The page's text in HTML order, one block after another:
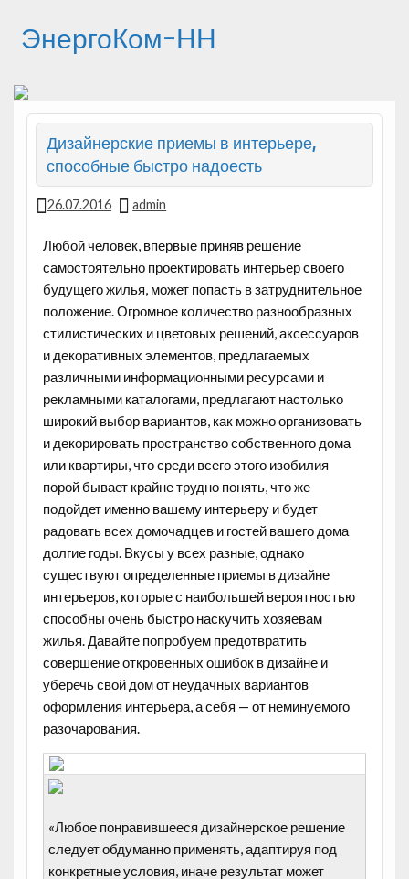
ЭнергоКом-НН
Дизайнерские приемы в интерьере,
способные быстро надоесть
26.07.2016 admin
Любой человек, впервые приняв решение
самостоятельно проектировать интерьер своего
будущего жилья, может попасть в затруднительное
положение. Огромное количество разнообразных
стилистических и цветовых решений, аксессуаров
и декоративных элементов, предлагаемых
различными информационными ресурсами и
рекламными каталогами, предлагают настолько
широкий выбор вариантов, как можно организовать
и декорировать пространство собственного дома
или квартиры, что среди всего этого изобилия
порой бывает крайне трудно понять, что же
подойдет именно вашему интерьеру и будет
радовать всех домочадцев и гостей вашего дома
долгие годы. Вкусы у всех разные, однако
существуют определенные приемы в дизайне
интерьеров, которые с наибольшей вероятностью
способны очень быстро наскучить хозяевам
жилья. Давайте попробуем предотвратить
совершение откровенных ошибок в дизайне и
уберечь свой дом от неудачных вариантов
оформления интерьера, а себя — от неминуемого
разочарования.
«Любое понравившееся дизайнерское решение
следует обдуманно применять, адаптируя под
конкретные условия, иначе результат может